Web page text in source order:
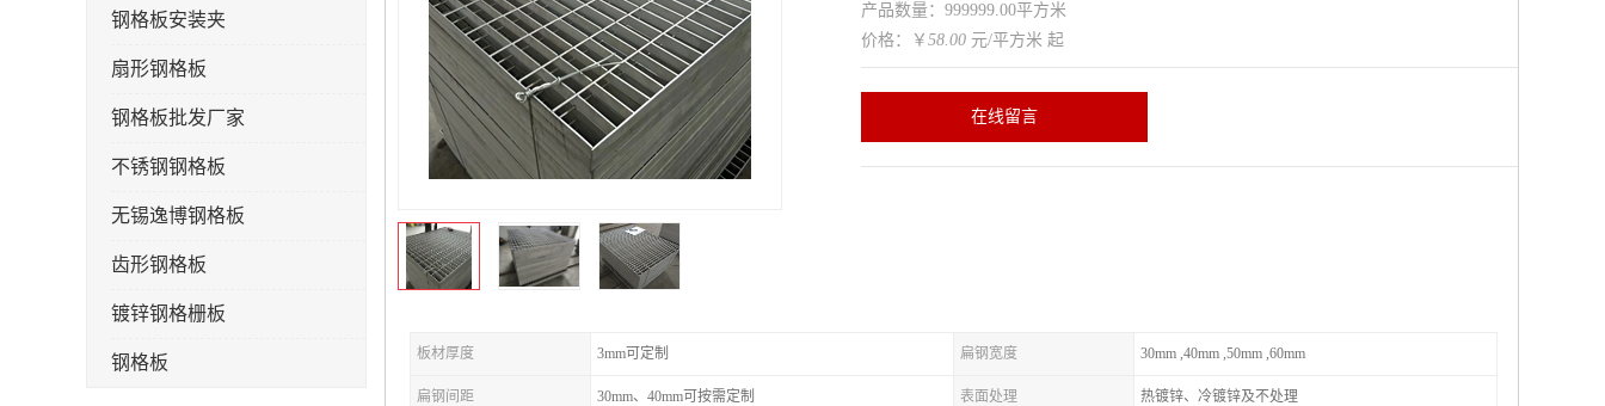
钢格板安装夹
扇形钢格板
钢格板批发厂家
不锈钢钢格板
无锡逸博钢格板
齿形钢格板
镀锌钢格栅板
钢格板
产品数量：999999.00平方米
价格：￥ 58.00 元/平方米 起
在线留言
板材厚度 3mm可定制 扁钢宽度 30mm ,40mm ,50mm ,60mm
扁钢间距 30mm、40mm可按需定制 表面处理 热镀锌、冷镀锌及不处理